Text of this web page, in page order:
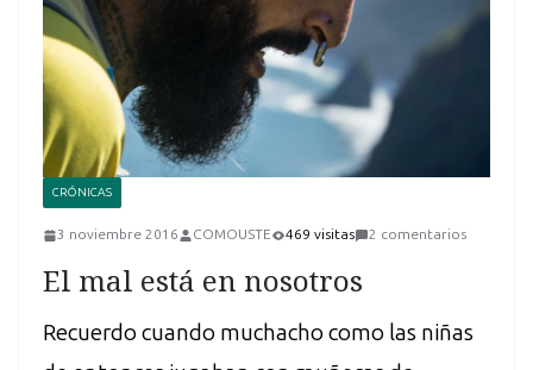
CRÓNICAS
3 noviembre 2016 COMOUSTE 469 visitas 2 comentarios
El mal está en nosotros
Recuerdo cuando muchacho como las niñas